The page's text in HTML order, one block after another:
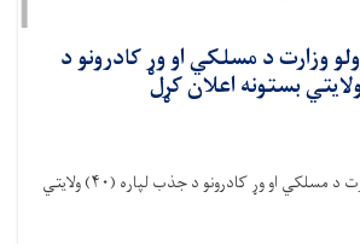
وزارت د مسلکي او وړ کادرونو د
د مسلکي او وړ کادرونو د جذب لپاره (۴۰) ولایتي